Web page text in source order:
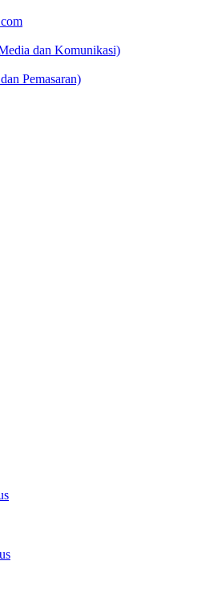
dan Komunikasi)
Pemasaran)